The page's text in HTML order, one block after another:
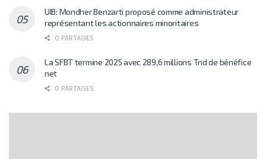
UIB: Mondher Benzarti proposé comme administrateur
représentant les actionnaires minoritaires
0 PARTAGES
La SFBT termine 2025 avec 289,6 millions Tnd de bénéfice
net
0 PARTAGES